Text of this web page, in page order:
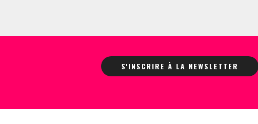
S'INSCRIRE À LA NEWSLETTER